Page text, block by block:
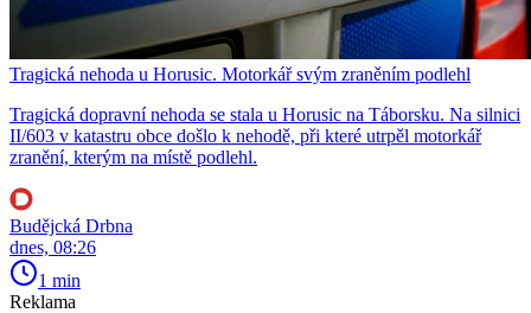
Tragická nehoda u Horusic. Motorkář svým zraněním podlehl
Tragická dopravní nehoda se stala u Horusic na Táborsku. Na silnici
II/603 v katastru obce došlo k nehodě, při které utrpěl motorkář
zranění, kterým na místě podlehl.
Budějcká Drbna
dnes, 08:26
1 min
Reklama